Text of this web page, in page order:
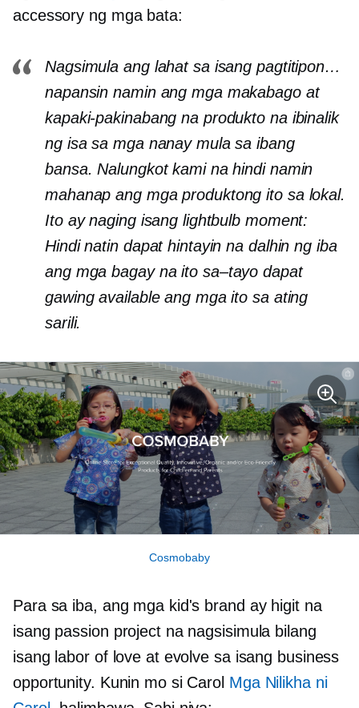
accessory ng mga bata:
Nagsimula ang lahat sa isang pagtitipon…
napansin namin ang mga makabago at
kapaki-pakinabang na produkto na ibinalik
ng isa sa mga nanay mula sa ibang
bansa. Nalungkot kami na hindi namin
mahanap ang mga produktong ito sa lokal.
Ito ay naging isang lightbulb moment:
Hindi natin dapat hintayin na dalhin ng iba
ang mga bagay na ito sa–tayo dapat
gawing available ang mga ito sa ating
sarili.
Cosmobaby
Para sa iba, ang mga kid's brand ay higit na
isang passion project na nagsisimula bilang
isang labor of love at evolve sa isang business
opportunity. Kunin mo si Carol Mga Nilikha ni